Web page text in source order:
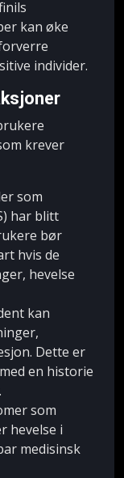
kan øke
individer.
krever
som
har blitt
bør
hvis de
hevelse
kan
Dette er
en historie
som
hevelse i
medisinsk